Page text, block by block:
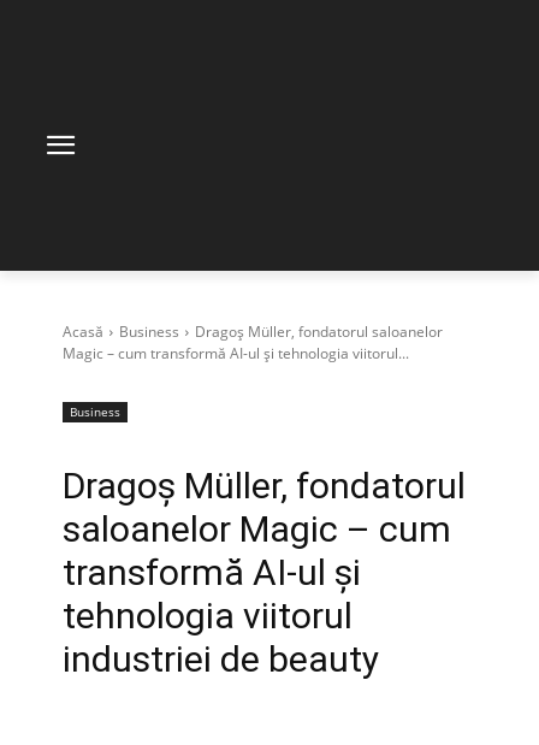
Acasă Business
Dragoș Müller, fondatorul saloanelor
Magic – cum transformă AI-ul și tehnologia viitorul...
Business
Dragoș Müller, fondatorul
saloanelor Magic – cum
transformă AI-ul și
tehnologia viitorul
industriei de beauty